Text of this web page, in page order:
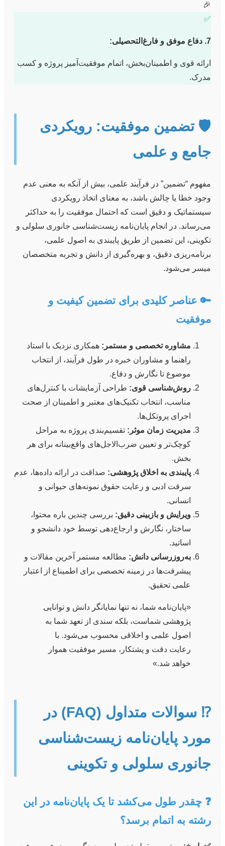
🎉
✅
7. دفاع موفق و فارغ‌التحصیلی:
ارائه قوی و اطمینان‌بخش، اتمام موفقیت‌آمیز پروژه و کسب
مدرک.
🛡️ تضمین موفقیت: رویکردی
جامع و علمی
مفهوم “تضمین” در فرآیند علمی، بیش از آنکه به معنی عدم
وجود خطا یا چالش باشد، به معنای اتخاذ رویکردی
سیستماتیک و دقیق است که احتمال موفقیت را به حداکثر
می‌رساند. در انجام پایان‌نامه زیست‌شناسی جانوری سلولی و
تکوینی، این تضمین از طریق پایبندی به اصول علمی،
برنامه‌ریزی دقیق، و بهره‌گیری از دانش و تجربه متخصصان
میسر می‌شود.
🔑 عناصر کلیدی برای تضمین کیفیت و
موفقیت
مشاوره تخصصی و مستمر: همکاری نزدیک با استاد
راهنما و مشاوران خبره در طول فرآیند، از انتخاب
موضوع تا نگارش و دفاع.
روش‌شناسی قوی: طراحی آزمایشات با کنترل‌های
مناسب، انتخاب تکنیک‌های معتبر و اطمینان از صحت
اجرای پروتکل‌ها.
مدیریت زمان موثر: تقسیم‌بندی پروژه به مراحل
کوچک‌تر و تعیین ضرب‌الاجل‌های واقع‌بینانه برای هر
بخش.
پایبندی به اخلاق پژوهشی: صداقت در ارائه داده‌ها، عدم
سرقت ادبی و رعایت حقوق نمونه‌های حیوانی و
انسانی.
ویرایش و بازبینی دقیق: بررسی چندین باره محتوا،
ساختار، نگارش و ارجاع‌دهی توسط خود دانشجو و
اساتید.
به‌روزرسانی دانش: مطالعه مستمر آخرین مقالات و
پیشرفت‌ها در زمینه تخصصی برای اطمیناع از اعتبار
علمی تحقیق.
«پایان‌نامه شما، نه تنها نمایانگر دانش و توانایی
پژوهشی شماست، بلکه سندی از تعهد شما به
اصول علمی و اخلاقی محسوب می‌شود. با
رعایت دقت و پشتکار، مسیر موفقیت هموار
خواهد شد.»
⁉️ سوالات متداول (FAQ) در
مورد پایان‌نامه زیست‌شناسی
جانوری سلولی و تکوینی
❓ چقدر طول می‌کشد تا یک پایان‌نامه در این
رشته به اتمام برسد؟